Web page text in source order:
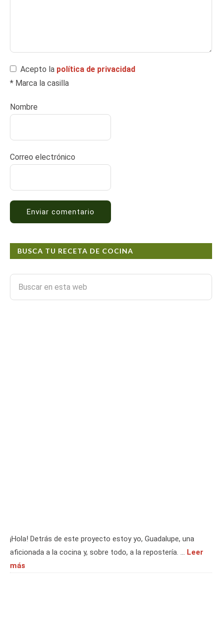
Acepto la política de privacidad
* Marca la casilla
Nombre
Correo electrónico
BUSCA TU RECETA DE COCINA
¡Hola! Detrás de este proyecto estoy yo, Guadalupe, una
aficionada a la cocina y, sobre todo, a la repostería. … Leer
más